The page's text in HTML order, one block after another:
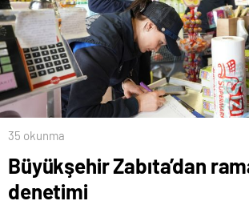
35 okunma
Büyükşehir Zabıta’dan
denetimi